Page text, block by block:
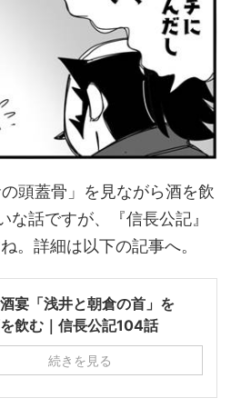
頭蓋骨」を見ながら酒を飲
話ですが、『信長公記』
。詳細は以下の記事へ。
宴「浅井と朝倉の首」を
飲む｜信長公記104話
続きを見る